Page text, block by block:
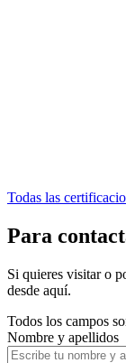
Todas las
Para
Si quieres visitar o
desde aquí.
Todos los campos
Nombre y apellidos